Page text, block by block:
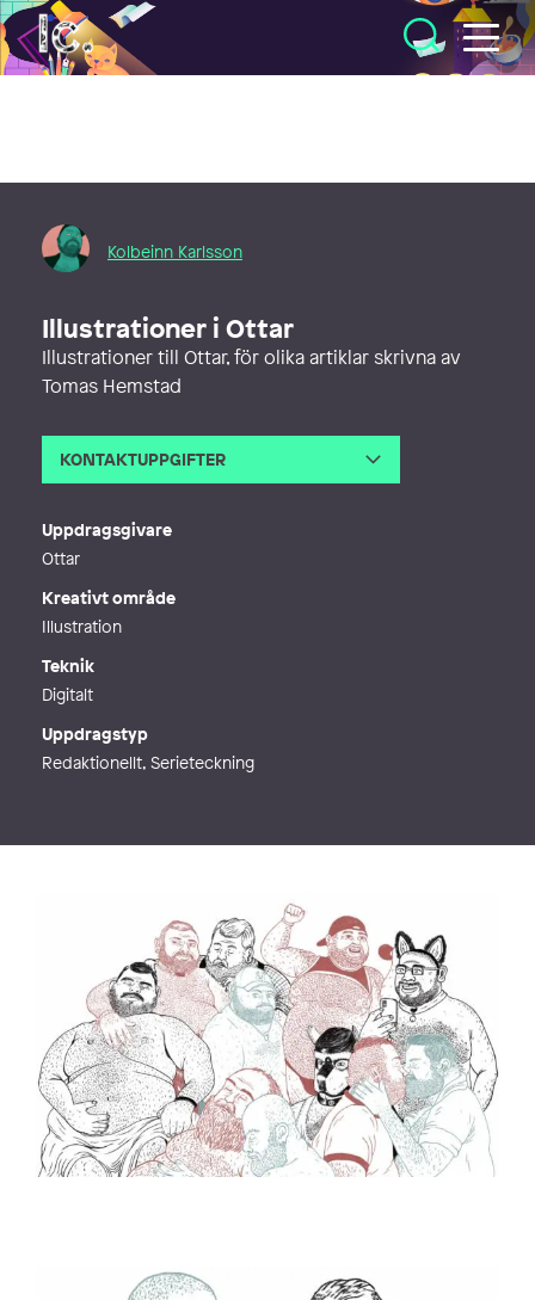
Illustratörcentrum
Kolbeinn Karlsson
Illustrationer i Ottar
Illustrationer till Ottar, för olika artiklar skrivna av
Tomas Hemstad
KONTAKTUPPGIFTER
Webb https://linktr.ee/kolbkarlsson
Uppdragsgivare
Ottar
Kreativt område
Illustration
Teknik
Digitalt
Uppdragstyp
Redaktionellt, Serieteckning